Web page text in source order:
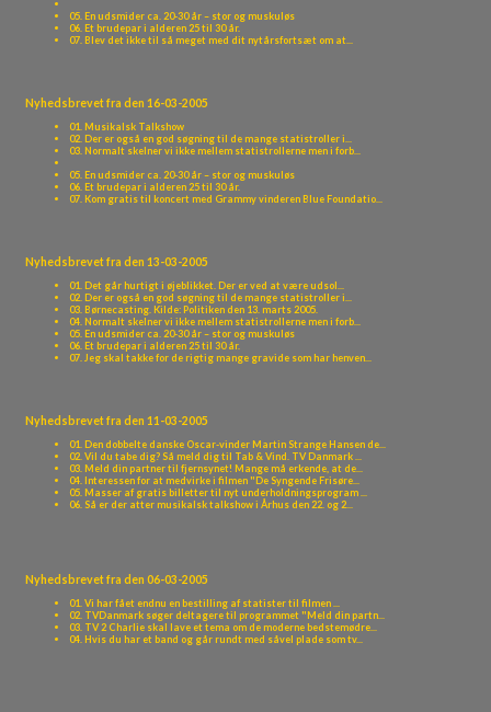
05. En udsmider ca. 20-30 år – stor og muskuløs
06. Et brudepar i alderen 25 til 30 år.
07. Blev det ikke til så meget med dit nytårsfortsæt om at...
Nyhedsbrevet fra den 16-03-2005
01. Musikalsk Talkshow
02. Der er også en god søgning til de mange statistroller i...
03. Normalt skelner vi ikke mellem statistrollerne men i forb...
05. En udsmider ca. 20-30 år – stor og muskuløs
06. Et brudepar i alderen 25 til 30 år.
07. Kom gratis til koncert med Grammy vinderen Blue Foundatio...
Nyhedsbrevet fra den 13-03-2005
01. Det går hurtigt i øjeblikket. Der er ved at være udsol...
02. Der er også en god søgning til de mange statistroller i...
03. Børnecasting. Kilde: Politiken den 13. marts 2005.
04. Normalt skelner vi ikke mellem statistrollerne men i forb...
05. En udsmider ca. 20-30 år – stor og muskuløs
06. Et brudepar i alderen 25 til 30 år.
07. Jeg skal takke for de rigtig mange gravide som har henven...
Nyhedsbrevet fra den 11-03-2005
01. Den dobbelte danske Oscar-vinder Martin Strange Hansen de...
02. Vil du tabe dig? Så meld dig til Tab & Vind. TV Danmark ...
03. Meld din partner til fjernsynet! Mange må erkende, at de...
04. Interessen for at medvirke i filmen "De Syngende Frisøre...
05. Masser af gratis billetter til nyt underholdningsprogram ...
06. Så er der atter musikalsk talkshow i Århus den 22. og 2...
Nyhedsbrevet fra den 06-03-2005
01. Vi har fået endnu en bestilling af statister til filmen ...
02. TVDanmark søger deltagere til programmet "Meld din partn...
03. TV 2 Charlie skal lave et tema om de moderne bedstemødre...
04. Hvis du har et band og går rundt med såvel plade som tv...